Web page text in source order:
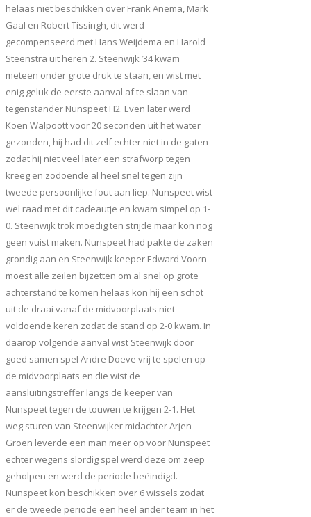
helaas niet beschikken over Frank Anema, Mark
Gaal en Robert Tissingh, dit werd
gecompenseerd met Hans Weijdema en Harold
Steenstra uit heren 2. Steenwijk ’34 kwam
meteen onder grote druk te staan, en wist met
enig geluk de eerste aanval af te slaan van
tegenstander Nunspeet H2. Even later werd
Koen Walpoott voor 20 seconden uit het water
gezonden, hij had dit zelf echter niet in de gaten
zodat hij niet veel later een strafworp tegen
kreeg en zodoende al heel snel tegen zijn
tweede persoonlijke fout aan liep. Nunspeet wist
wel raad met dit cadeautje en kwam simpel op 1-
0. Steenwijk trok moedig ten strijde maar kon nog
geen vuist maken. Nunspeet had pakte de zaken
grondig aan en Steenwijk keeper Edward Voorn
moest alle zeilen bijzetten om al snel op grote
achterstand te komen helaas kon hij een schot
uit de draai vanaf de midvoorplaats niet
voldoende keren zodat de stand op 2-0 kwam. In
daarop volgende aanval wist Steenwijk door
goed samen spel Andre Doeve vrij te spelen op
de midvoorplaats en die wist de
aansluitingstreffer langs de keeper van
Nunspeet tegen de touwen te krijgen 2-1. Het
weg sturen van Steenwijker midachter Arjen
Groen leverde een man meer op voor Nunspeet
echter wegens slordig spel werd deze om zeep
geholpen en werd de periode beëindigd.
Nunspeet kon beschikken over 6 wissels zodat
er de tweede periode een heel ander team in het